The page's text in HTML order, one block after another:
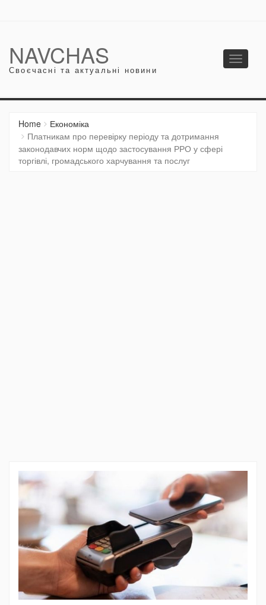
NAVCHAS
Своєчасні та актуальні новини
Toggle
Home
Економіка
Платникам про перевірку періоду та дотримання
законодавчих норм щодо застосування РРО у сфері
торгівлі, громадського харчування та послуг